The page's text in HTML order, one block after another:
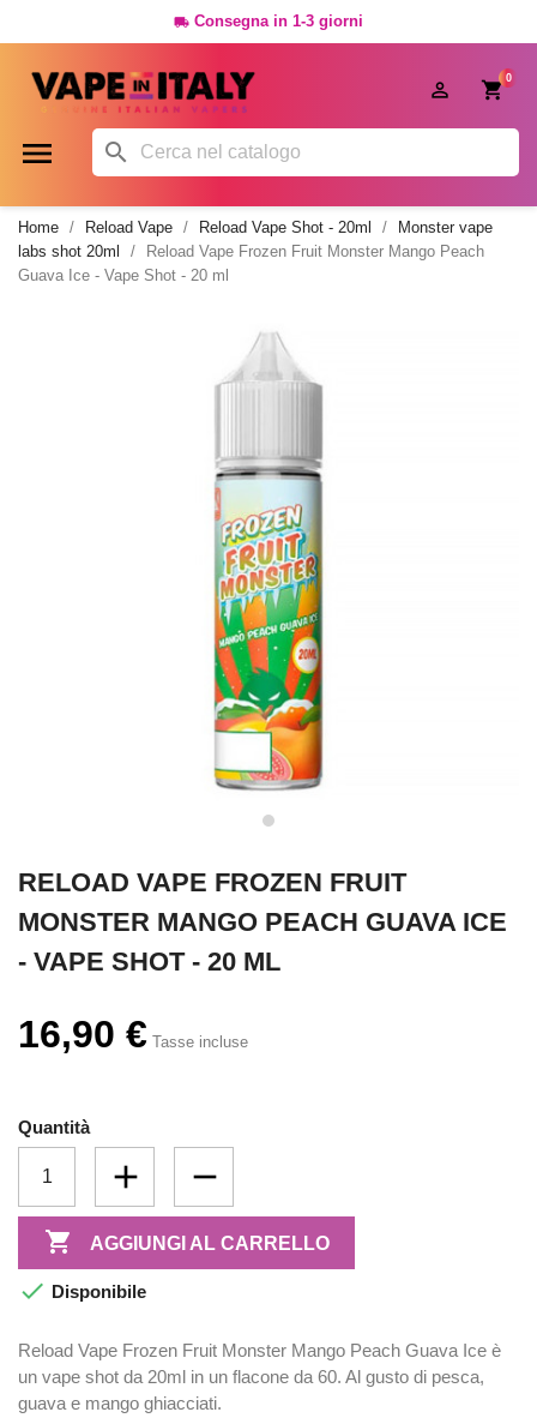
 Consegna in 1-3 giorni
0

 
Home Reload Vape Reload Vape Shot - 20ml
Monster vape
labs shot 20ml
Reload Vape Frozen Fruit Monster Mango Peach
Guava Ice - Vape Shot - 20 ml
RELOAD VAPE FROZEN FRUIT
MONSTER MANGO PEACH GUAVA ICE
- VAPE SHOT - 20 ML
16,90 € Tasse incluse
Quantità
 AGGIUNGI AL CARRELLO
 Disponibile
Reload Vape Frozen Fruit Monster Mango Peach Guava Ice è
un vape shot da 20ml in un flacone da 60. Al gusto di pesca,
guava e mango ghiacciati.